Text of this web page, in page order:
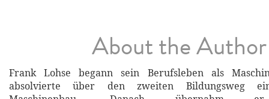
About the Author
Frank Lohse begann sein Berufsleben als
absolvierte über den zweiten Bildungsweg